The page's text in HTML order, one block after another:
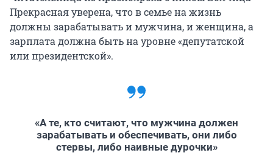
Прекрасная уверена, что в семье на жизнь
должны зарабатывать и мужчина, и женщина, а
зарплата должна быть на уровне «депутатской
или президентской».
«А те, кто считают, что мужчина должен
зарабатывать и обеспечивать, они либо
стервы, либо наивные дурочки»